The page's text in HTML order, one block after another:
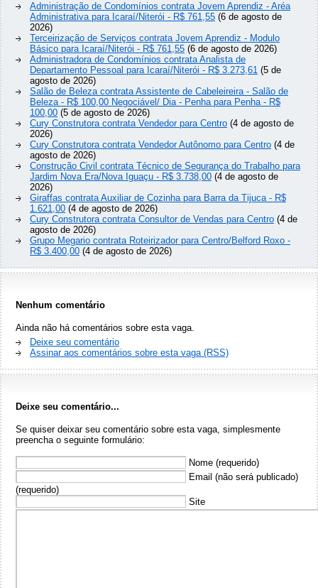
Administração de Condomínios contrata Jovem Aprendiz - Aréa
Administrativa para Icaraí/Niterói - R$ 761,55 (6 de agosto de
2026)
Terceirização de Serviços contrata Jovem Aprendiz - Modulo
Básico para Icaraí/Niterói - R$ 761,55 (6 de agosto de 2026)
Administradora de Condomínios contrata Analista de
Departamento Pessoal para Icaraí/Niterói - R$ 3.273,61 (5 de
agosto de 2026)
Salão de Beleza contrata Assistente de Cabeleireira - Salão de
Beleza - R$ 100,00 Negociável/ Dia - Penha para Penha - R$
100,00 (5 de agosto de 2026)
Cury Construtora contrata Vendedor para Centro (4 de agosto de
2026)
Cury Construtora contrata Vendedor Autônomo para Centro (4 de
agosto de 2026)
Construção Civil contrata Técnico de Segurança do Trabalho para
Jardim Nova Era/Nova Iguaçu - R$ 3.738,00 (4 de agosto de
2026)
Giraffas contrata Auxiliar de Cozinha para Barra da Tijuca - R$
1.621,00 (4 de agosto de 2026)
Cury Construtora contrata Consultor de Vendas para Centro (4 de
agosto de 2026)
Grupo Megario contrata Roteirizador para Centro/Belford Roxo -
R$ 3.400,00 (4 de agosto de 2026)
Nenhum comentário
Ainda não há comentários sobre esta vaga.
Deixe seu comentário
Assinar aos comentários sobre esta vaga (RSS)
Deixe seu comentário...
Se quiser deixar seu comentário sobre esta vaga, simplesmente
preencha o seguinte formulário:
Nome (requerido)
Email (não será publicado)
(requerido)
Site